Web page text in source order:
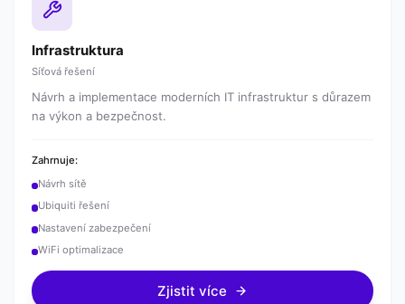
Infrastruktura
Síťová řešení
Návrh a implementace moderních IT infrastruktur s důrazem
na výkon a bezpečnost.
Zahrnuje:
Návrh sítě
Ubiquiti řešení
Nastavení zabezpečení
WiFi optimalizace
Zjistit více